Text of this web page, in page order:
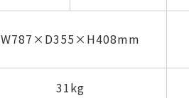
W787×D355×H408mm
31kg